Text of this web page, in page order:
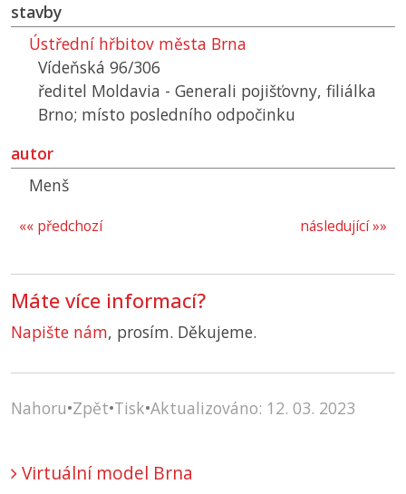
stavby
Ústřední hřbitov města Brna
Vídeňská 96/306
ředitel Moldavia - Generali pojišťovny, filiálka
Brno; místo posledního odpočinku
autor
Menš
následující »»
«« předchozí
Máte více informací?
Napište nám, prosím. Děkujeme.
Nahoru•Zpět•Tisk•Aktualizováno: 12. 03. 2023
Virtuální model Brna